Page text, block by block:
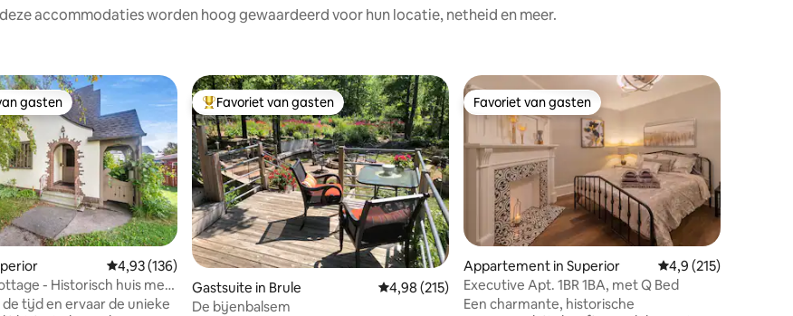
accommodaties worden hoog gewaardeerd voor hun locatie, netheid en meer.
4,96 uit 5, 149 recensies
gasten
gasten
Gemiddelde beoordeling van 4,93 uit 5, 136 recensies
4,93 (136)
- Historisch huis met
tijd en ervaar de unieke
Topfavoriet van gasten
Favoriet van gasten
Gastsuite in Brule Gemiddelde beoordeling van 4,98 uit 5, 215 recensies
4,98 (215)
De bijenbalsem
Favoriet van gasten
Favoriet van gasten
Appartement in Superior Gemiddelde
4,9 (215)
Executive Apt. 1BR 1BA, met Q Bed
Een charmante, historische